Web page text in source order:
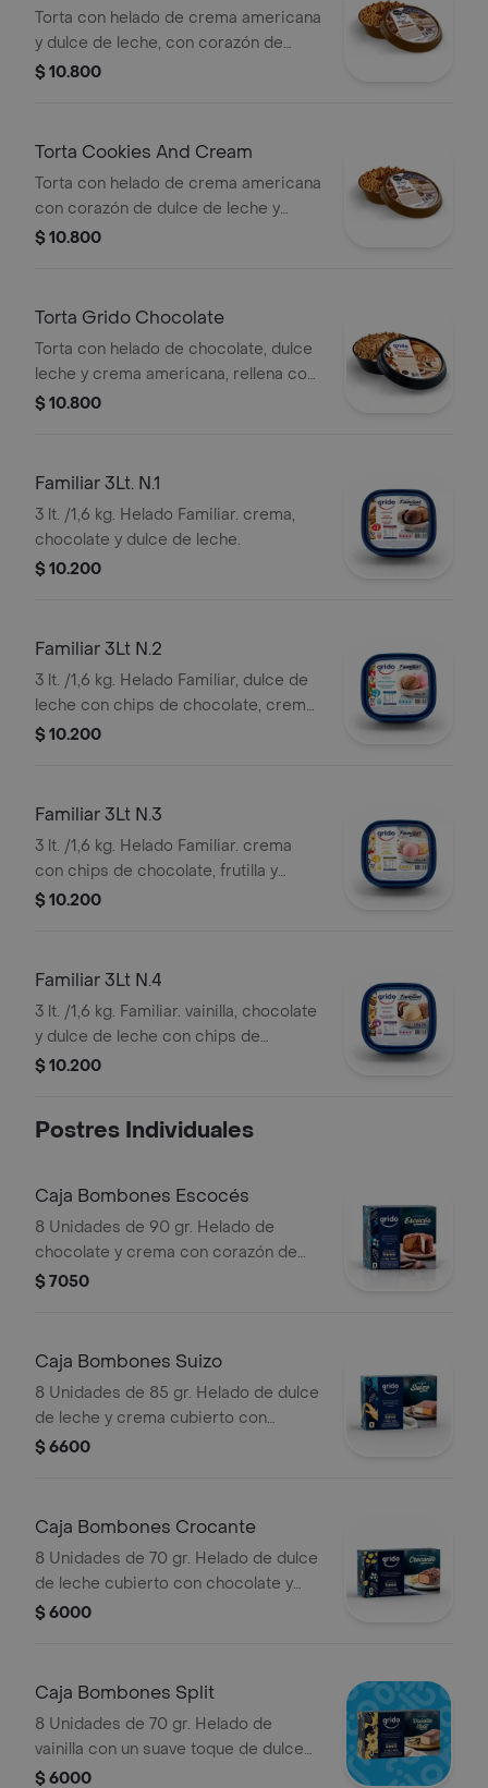
Torta con helado de crema americana
y dulce de leche, con corazón de
dulce de leche y galletitas Milka
$ 10.800
Torta Cookies And Cream
Torta con helado de crema americana
con corazón de dulce de leche y
galletitas Oreo. 12 porciones aprox.
$ 10.800
Torta Grido Chocolate
Torta con helado de chocolate, dulce
leche y crema americana, rellena con
dulce de leche y salsa chocolate, 12
$ 10.800
Familiar 3Lt. N.1
3 lt. /1,6 kg. Helado Familiar. crema,
chocolate y dulce de leche.
$ 10.200
Familiar 3Lt N.2
3 lt. /1,6 kg. Helado Familiar, dulce de
leche con chips de chocolate, crema
y frutilla.
$ 10.200
Familiar 3Lt N.3
3 lt. /1,6 kg. Helado Familiar. crema
con chips de chocolate, frutilla y
vainilla.
$ 10.200
Familiar 3Lt N.4
3 lt. /1,6 kg. Familiar. vainilla, chocolate
y dulce de leche con chips de
chocolate.
$ 10.200
Postres Individuales
Caja Bombones Escocés
8 Unidades de 90 gr. Helado de
chocolate y crema con corazón de
dulce de leche cubierto con
$ 7050
Caja Bombones Suizo
8 Unidades de 85 gr. Helado de dulce
de leche y crema cubierto con
chocolate.
$ 6600
Caja Bombones Crocante
8 Unidades de 70 gr. Helado de dulce
de leche cubierto con chocolate y
cereal inflado.
$ 6000
Caja Bombones Split
8 Unidades de 70 gr. Helado de
vainilla con un suave toque de dulce
de leche y cubierto con chocolate.
$ 6000